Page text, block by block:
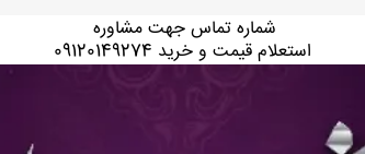
شماره تماس جهت مشاوره
استعلام قیمت و خرید 09120149274